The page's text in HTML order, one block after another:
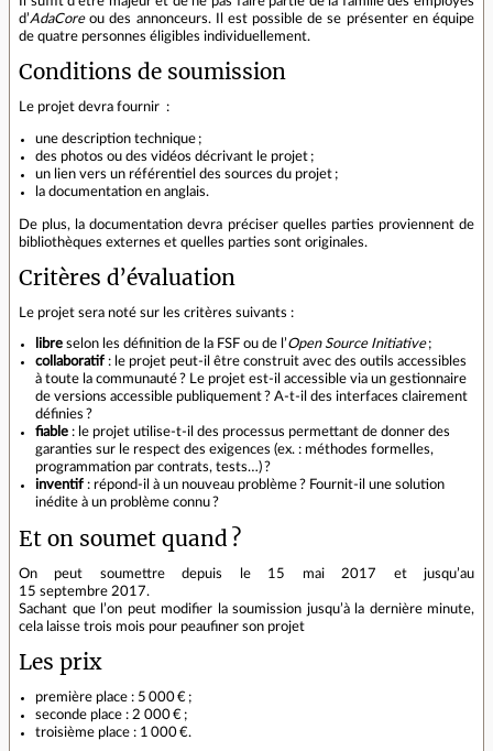
d’AdaCoreou des annonceurs. Il est possible de se présenter en équipe
de quatre personnes éligibles individuellement.
Conditions de soumission
Le projet devra fournir :
une description technique ;
des photos ou des vidéos décrivant le projet ;
un lien vers un référentiel des sources du projet ;
la documentation en anglais.
De plus, la documentation devra préciser quelles parties proviennent de
bibliothèques externes et quelles parties sont originales.
Critères d’évaluation
Le projet sera noté sur les critères suivants :
libre selon les définition de la FSF ou de l’Open Source Initiative;
collaboratif : le projet peut‐il être construit avec des outils accessibles
à toute la communauté ? Le projet est‐il accessible via un gestionnaire
de versions accessible publiquement ? A‐t‐il des interfaces clairement
définies ?
fiable : le projet utilise‐t‐il des processus permettant de donner des
garanties sur le respect des exigences (ex. : méthodes formelles,
programmation par contrats, tests…) ?
inventif : répond‐il à un nouveau problème ? Fournit‐il une solution
inédite à un problème connu ?
Et on soumet quand ?
On peut soumettre depuis le 15 mai 2017 et jusqu’au
15 septembre 2017.
Sachant que l’on peut modifier la soumission jusqu’à la dernière minute,
cela laisse trois mois pour peaufiner son projet
Les prix
première place : 5 000 € ;
seconde place : 2 000 € ;
troisième place : 1 000 €.